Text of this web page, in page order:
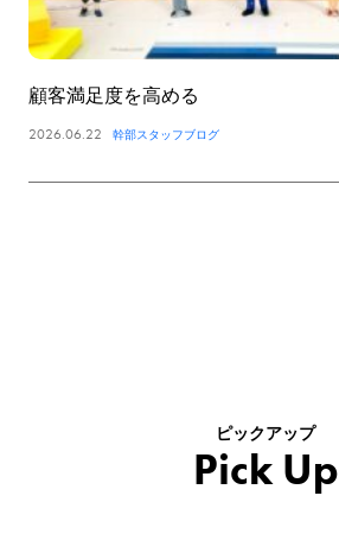
顧客満足度を高める
2026.06.22 幹部スタッフブログ
ピックアップ
Pick Up